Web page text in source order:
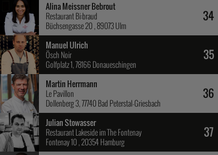
34
Alina Meissner Bebrout
Restaurant Bi:braud
Büchsengasse 20 , 89073 Ulm
35
Manuel Ulrich
Ösch Noir
Golfplatz 1, 78166 Donaueschingen
36
Martin Herrmann
Le Pavillon
Dollenberg 3, 77740 Bad Peterstal-Griesbach
37
Julian Stowasser
Restaurant Lakeside im The Fontenay
Fontenay 10 , 20354 Hamburg